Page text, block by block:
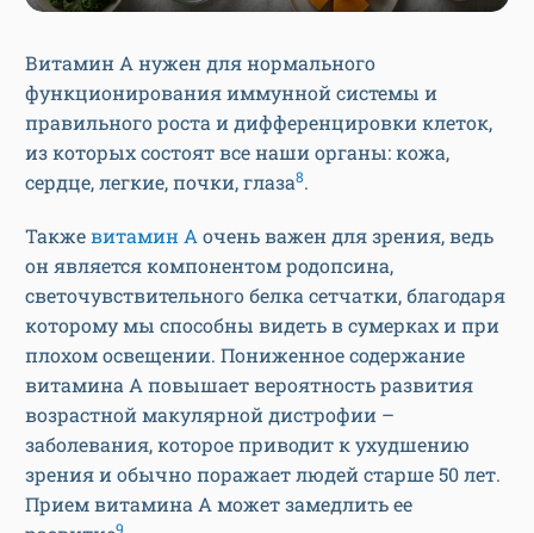
Витамин А нужен для нормального
функционирования иммунной системы и
правильного роста и дифференцировки клеток,
из которых состоят все наши органы: кожа,
сердце, легкие, почки, глаза8.
Такжевитамин А очень важен для зрения, ведь
он является компонентом родопсина,
светочувствительного белка сетчатки, благодаря
которому мы способны видеть в сумерках и при
плохом освещении. Пониженное содержание
витамина А повышает вероятность развития
возрастной макулярной дистрофии –
заболевания, которое приводит к ухудшению
зрения и обычно поражает людей старше 50 лет.
Прием витамина А может замедлить ее
9